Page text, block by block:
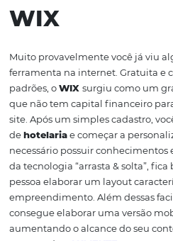
então se seu hotel não
de consolidar uma clientela
das ferramentas gratuitas
primeiro site do seu hotel .
WIX
Muito provavelmente você
ferramenta na internet.
padrões, oWIX surgiu como
que não tem capital